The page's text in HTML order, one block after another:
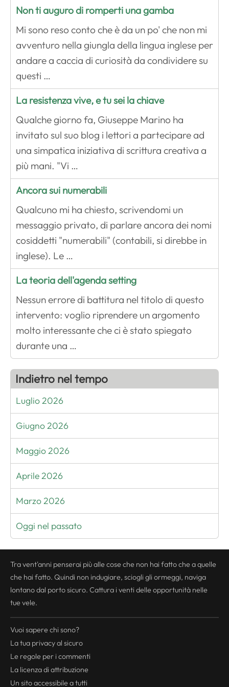
Non ti auguro di romperti una gamba
Mi sono reso conto che è da un po' che non mi
avventuro nella giungla della lingua inglese per
andare a caccia di curiosità da condividere su
questi …
La resistenza vive, e tu sei la chiave
Qualche giorno fa, Giuseppe Marino ha
invitato sul suo blog i lettori a partecipare ad
una simpatica iniziativa di scrittura creativa a
più mani. "Vi …
Ancora sui numerabili
Qualcuno mi ha chiesto, scrivendomi un
messaggio privato, di parlare ancora dei nomi
cosiddetti "numerabili" (contabili, si direbbe in
inglese). Le …
La teoria dell'agenda setting
Nessun errore di battitura nel titolo di questo
intervento: voglio riprendere un argomento
molto interessante che ci è stato spiegato
durante una …
Indietro nel tempo
Luglio 2026
Giugno 2026
Maggio 2026
Aprile 2026
Marzo 2026
Oggi nel passato
Tra vent'anni penserai più alle cose che non hai fatto che a quelle
che hai fatto. Quindi non indugiare, sciogli gli ormeggi, naviga
lontano dal porto sicuro. Cattura i venti delle opportunità nelle
tue vele.
Vuoi sapere chi sono?
La tua privacyal sicuro
Le regole per i commenti
La licenza di attribuzione
Un sito accessibile a tutti